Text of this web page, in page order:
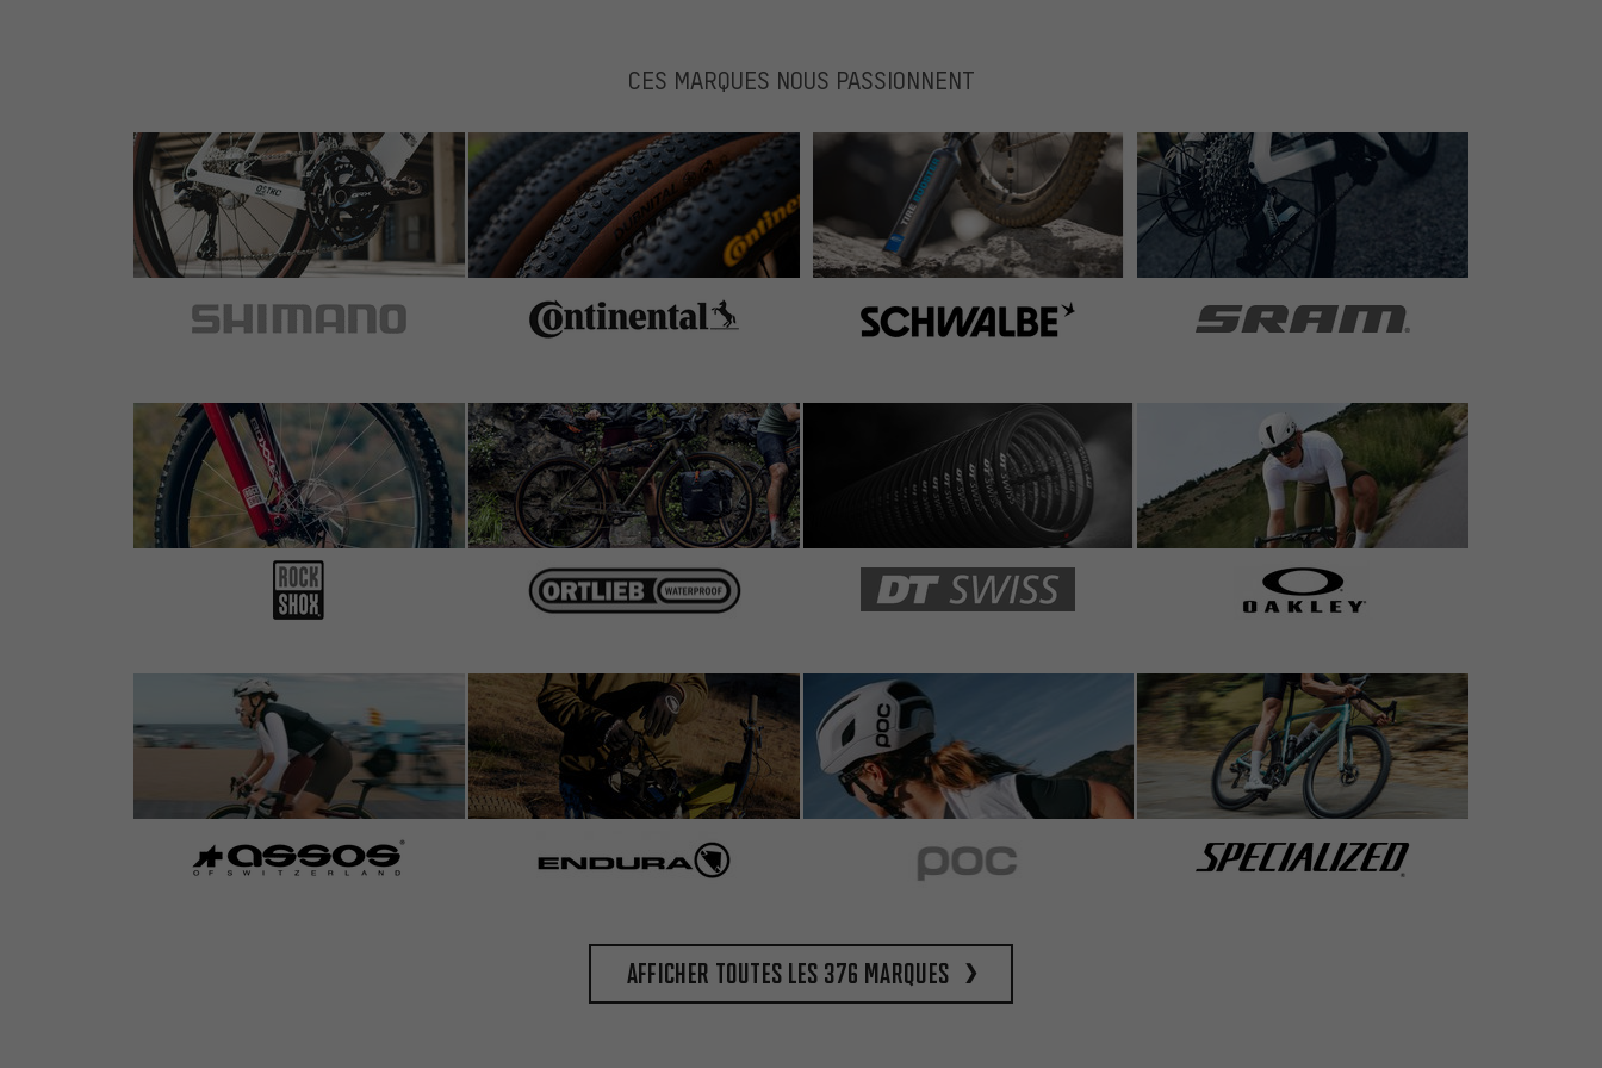
CES MARQUES NOUS PASSIONNENT
Afficher toutes les 376 marques